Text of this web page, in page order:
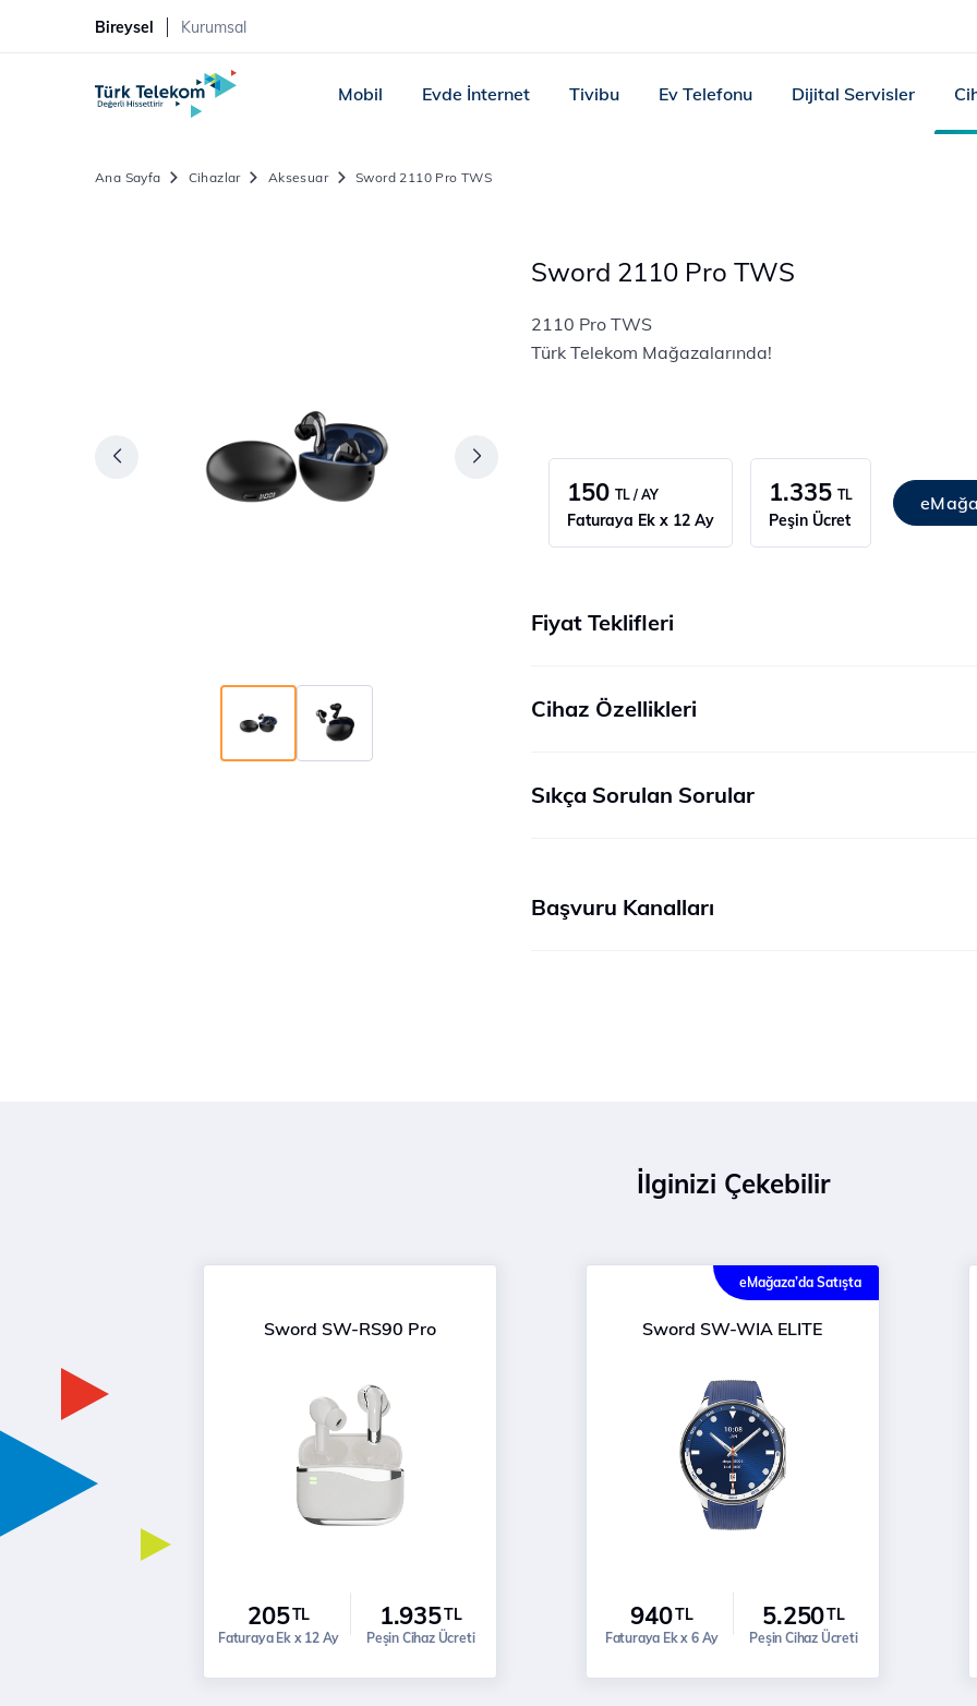
Bireysel Kurumsal
Mobil Evde İnternet Tivibu Ev Telefonu Dijital Servisler
Ana Sayfa Cihazlar Aksesuar Sword 2110 Pro TWS
Sword 2110 Pro TWS
2110 Pro TWS
Türk Telekom Mağazalarında!
150 TL / AY
Faturaya Ek x 12 Ay
1.335 TL
Peşin Ücret
Fiyat Teklifleri
Cihaz Özellikleri
Sıkça Sorulan Sorular
Başvuru Kanalları
İlginizi Çekebilir
Sword SW-RS90 Pro
205TL
Faturaya Ek x 12 Ay
1.935TL
Peşin Cihaz Ücreti
eMağaza’da Satışta
Sword SW-WIA ELITE
940TL
Faturaya Ek x 6 Ay
5.250TL
Peşin Cihaz Ücreti